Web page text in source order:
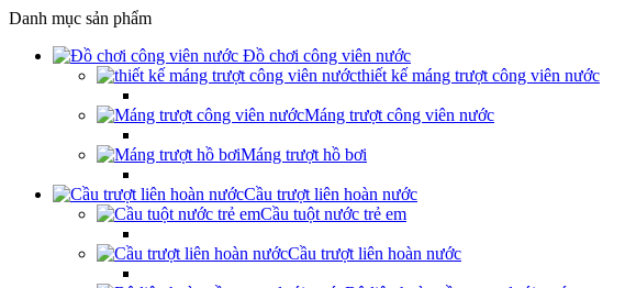
Danh mục sản phẩm
Đồ chơi công viên nước
thiết kế máng trượt công viên nước
Máng trượt công viên nước
Máng trượt hồ bơi
Cầu trượt liên hoàn nước
Cầu tuột nước trẻ em
Cầu trượt liên hoàn nước